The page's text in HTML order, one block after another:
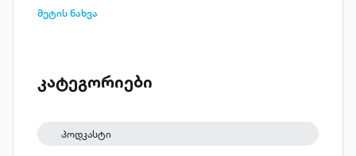
ლაპარაკობენ. თუ არც უცხოურ
თავს უშველე! „ნიკოს პოდკასტი“
შეუძლია. შეუძლია კი არა, განხილვაში
მეტის ნახვა
კატეგორიები
პოდკასტი